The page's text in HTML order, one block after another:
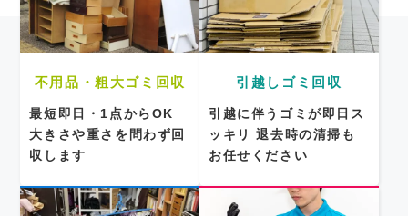
不用品・粗大ゴミ回収
最短即日・1点からOK
大きさや重さを問わず回
収します
引越しゴミ回収
引越に伴うゴミが即日ス
ッキリ
退去時の清掃も
お任せください